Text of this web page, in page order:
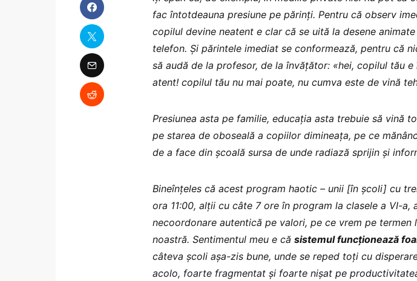
fac întotdeauna presiune pe părinți. Pentru că observ
copilul devine neatent e clar că se uită la desene
telefon. Și părintele imediat se conformează, pentru că
să audă de la profesor, de la învățător: «hei, copilul tău
atent! copilul tău nu mai poate, nu cumva este de vină
Presiunea asta pe familie, educația asta trebuie să vină
pe starea de oboseală a copiilor dimineața, pe ce
de a face din școală sursa de unde radiază sprijin și
Bineînțeles că acest program haotic – unii [în școli] cu
ora 11:00, alții cu câte 7 ore în program la clasele a VI-a,
necoordonare autentică pe valori, pe ce vrem pe termen
noastră. Sentimentul meu e că sistemul funcționează
câteva școli așa-zis bune, unde se reped toți cu
acolo, foarte fragmentat și foarte nișat pe